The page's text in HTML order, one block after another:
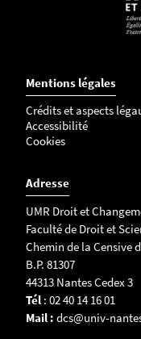
Mentions légales
Crédits et aspects
Accessibilité
Cookies
Adresse
UMR Droit et
Faculté de Droit et
Chemin de la Censive
B.P. 81307
44313 Nantes Cedex 3
Tél : 02 40 14 16 01
Mail : dcs@univ-